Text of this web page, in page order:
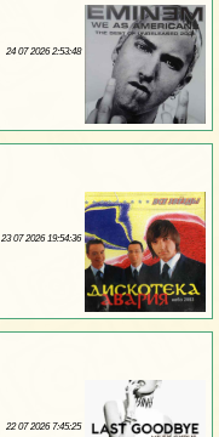
24 07 2026 2:53:48
23 07 2026 19:54:36
22 07 2026 7:45:25